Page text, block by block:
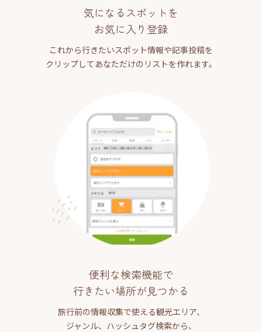
気になるスポットを
お気に入り登録
これから行きたいスポット情報や記事投稿を
クリップしてあなただけのリストを作れます。
便利な検索機能で
行きたい場所が見つかる
旅行前の情報収集で使える観光エリア、
ジャンル、ハッシュタグ検索から、